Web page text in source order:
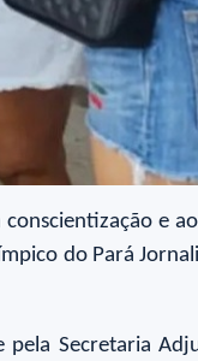
conscientização e
do Pará
Secretaria